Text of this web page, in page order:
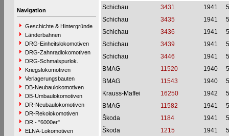
Navigation
Geschichte & Hintergründe
Länderbahnen
DRG-Einheitslokomotiven
DRG-Zahnradlokomotiven
DRG-Schmalspurlok.
Kriegslokomotiven
Verlagerungsbauten
DB-Neubaulokomotiven
DB-Umbaulokomotiven
DR-Neubaulokomotiven
DR-Rekolokomotiven
DR - "6000er"
ELNA-Lokomotiven
Schichau 3431 1941
Schichau
3435 1941
Schichau
3436 1941
Schichau
3439 1941
Schichau
3446 1941
BMAG
11520 1940
BMAG
11543 1940
Krauss-Maffei
16250 1942
BMAG
11582 1941
Škoda
1184 1941
Škoda
1215 1941